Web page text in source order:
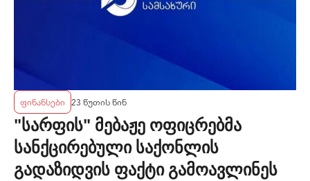
ფინანსები 23 წუთის წინ
"სარფის" მებაჟე ოფიცრებმა
სანქცირებული საქონლის
გადაზიდვის ფაქტი გამოავლინეს